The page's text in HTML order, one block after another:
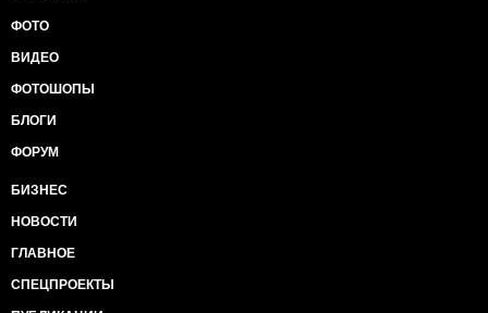
ФОТО
ВИДЕО
ФОТОШОПЫ
БЛОГИ
ФОРУМ
БИЗНЕС
НОВОСТИ
ГЛАВНОЕ
СПЕЦПРОЕКТЫ